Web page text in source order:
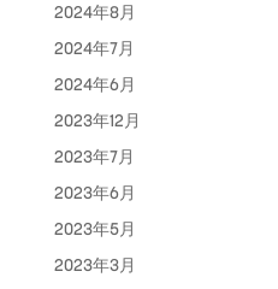
2024年8月
2024年7月
2024年6月
2023年12月
2023年7月
2023年6月
2023年5月
2023年3月